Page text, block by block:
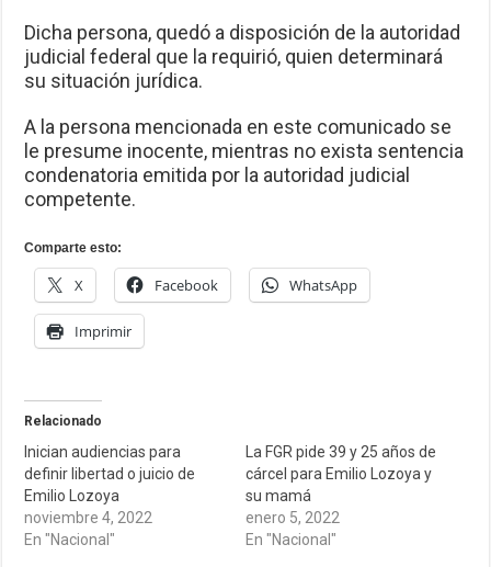
Dicha persona, quedó a disposición de la autoridad
judicial federal que la requirió, quien determinará
su situación jurídica.
A la persona mencionada en este comunicado se
le presume inocente, mientras no exista sentencia
condenatoria emitida por la autoridad judicial
competente.
Comparte esto:
X Facebook WhatsApp
Imprimir
Relacionado
Inician audiencias para
definir libertad o juicio de
Emilio Lozoya
noviembre 4, 2022
En "Nacional"
La FGR pide 39 y 25 años de
cárcel para Emilio Lozoya y
su mamá
enero 5, 2022
En "Nacional"